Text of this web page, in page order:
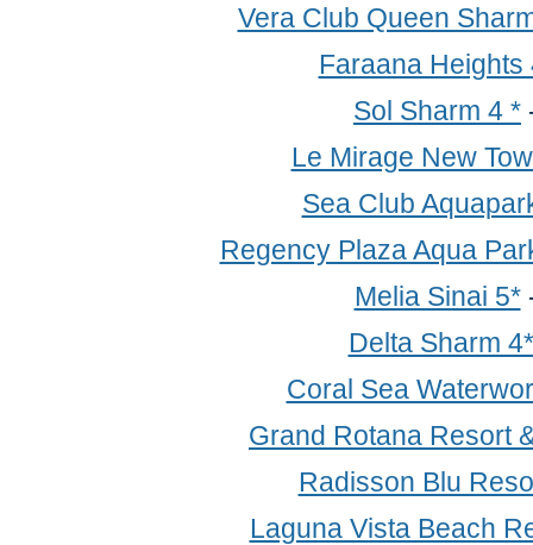
Vera Club Queen
Faraana Heights
Sol Sharm 4 *
Le Mirage New
Sea Club
Regency Plaza Aqua
Melia Sinai 5*
Delta Sharm 4*
Coral Sea
Grand Rotana Resort
Radisson Blu
Laguna Vista Beach